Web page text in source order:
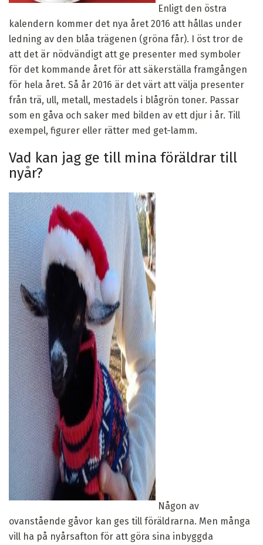
Enligt den östra
kalendern kommer det nya året 2016 att hållas under
ledning av den blåa trägenen (gröna får). I öst tror de
att det är nödvändigt att ge presenter med symboler
för det kommande året för att säkerställa framgången
för hela året. Så år 2016 är det värt att välja presenter
från trä, ull, metall, mestadels i blågrön toner. Passar
som en gåva och saker med bilden av ett djur i år. Till
exempel, figurer eller rätter med get-lamm.
Vad kan jag ge till mina föräldrar till
nyår?
ad
Någon av
ovanstående gåvor kan ges till föräldrarna. Men många
vill ha på nyårsafton för att göra sina inbyggda